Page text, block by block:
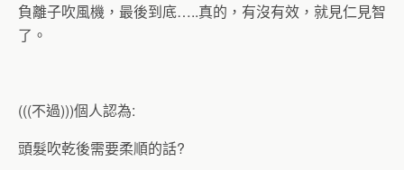
負離子吹風機，最後到底…..真的，有沒有效，就見仁見智
了。
(((不過)))個人認為:
頭髮吹乾後需要柔順的話?